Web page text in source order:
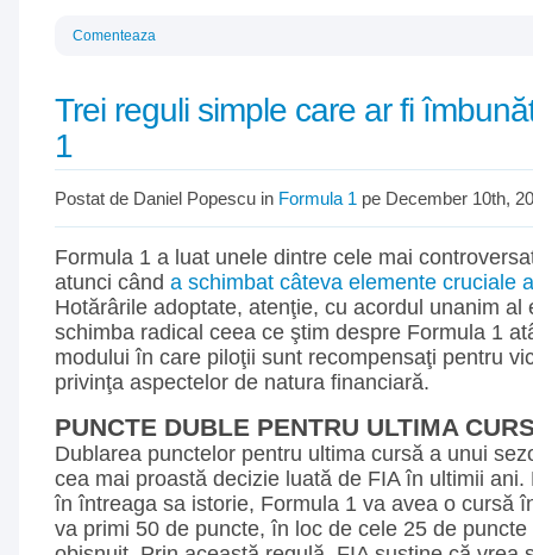
Comenteaza
Trei reguli simple care ar fi
1
Postat de Daniel Popescu in Formula 1 pe December 10th,
Formula 1 a luat unele dintre cele mai
atunci când a schimbat câteva elemente cruciale
Hotărârile adoptate, atenţie, cu acordul unanim al
schimba radical ceea ce ştim despre Formula 1
modului în care piloţii sunt recompensaţi pentru
privinţa aspectelor de natura financiară.
PUNCTE DUBLE PENTRU ULTIMA
Dublarea punctelor pentru ultima cursă a unui
cea mai proastă decizie luată de FIA în ultimii ani.
în întreaga sa istorie, Formula 1 va avea o cursă
va primi 50 de puncte, în loc de cele 25 de